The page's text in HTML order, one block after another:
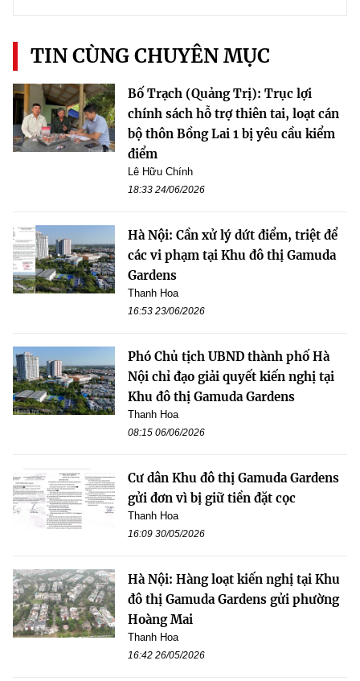
TIN CÙNG CHUYÊN MỤC
Bố Trạch (Quảng Trị): Trục lợi
chính sách hỗ trợ thiên tai, loạt cán
bộ thôn Bồng Lai 1 bị yêu cầu kiểm
điểm
Lê Hữu Chính
18:33 24/06/2026
Hà Nội: Cần xử lý dứt điểm, triệt để
các vi phạm tại Khu đô thị Gamuda
Gardens
Thanh Hoa
16:53 23/06/2026
Phó Chủ tịch UBND thành phố Hà
Nội chỉ đạo giải quyết kiến nghị tại
Khu đô thị Gamuda Gardens
Thanh Hoa
08:15 06/06/2026
Cư dân Khu đô thị Gamuda Gardens
gửi đơn vì bị giữ tiền đặt cọc
Thanh Hoa
16:09 30/05/2026
Hà Nội: Hàng loạt kiến nghị tại Khu
đô thị Gamuda Gardens gửi phường
Hoàng Mai
Thanh Hoa
16:42 26/05/2026